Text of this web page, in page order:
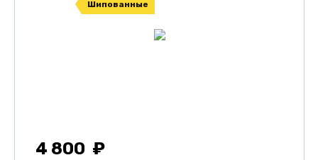
Шипованные
4 800